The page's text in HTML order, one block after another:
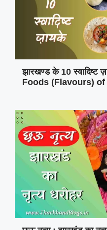
झारखण्ड के 10
Foods (Flavours) of